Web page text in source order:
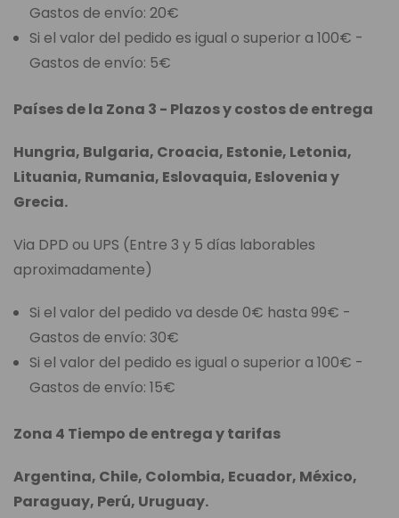
Gastos de envío: 20€
Si el valor del pedido es igual o superior a 100€ -
Gastos de envío: 5€
Países de la Zona 3 - Plazos y costos de entrega
Hungria, Bulgaria, Croacia, Estonie, Letonia,
Lituania, Rumania, Eslovaquia, Eslovenia y
Grecia.
Via DPD ou UPS (Entre 3 y 5 días laborables
aproximadamente)
Si el valor del pedido va desde 0€ hasta 99€ -
Gastos de envío: 30€
Si el valor del pedido es igual o superior a 100€ -
Gastos de envío: 15€
Zona 4 Tiempo de entrega y tarifas
Argentina, Chile, Colombia, Ecuador, México,
Paraguay, Perú, Uruguay.